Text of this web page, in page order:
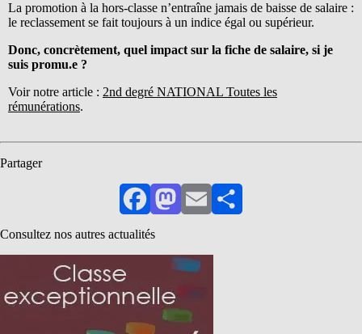
La promotion à la hors-classe n’entraîne jamais de baisse de salaire :
le reclassement se fait toujours à un indice égal ou supérieur.
Donc, concrètement, quel impact sur la fiche de salaire, si je
suis promu.e ?
Voir notre article : 2nd degré NATIONAL Toutes les
rémunérations.
Partager
FacebookMastodon
EmailPartager
Consultez nos autres actualités